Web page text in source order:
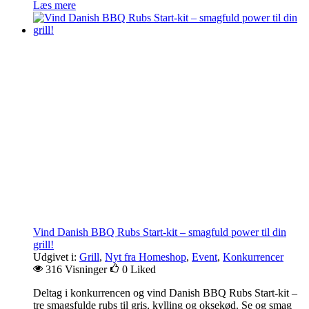
Læs mere
Vind Danish BBQ Rubs Start-kit – smagfuld power til din
grill!
Udgivet i: Grill, Nyt fra Homeshop, Event, Konkurrencer
316 Visninger
0 Liked
Deltag i konkurrencen og vind Danish BBQ Rubs Start-kit –
tre smagsfulde rubs til gris, kylling og oksekød. Se og smag